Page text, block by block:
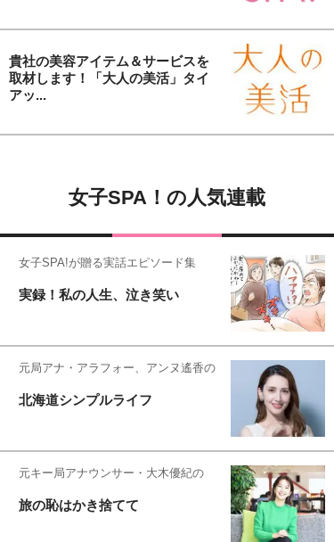
貴社の美容アイテム＆サービスを
取材します！「大人の美活」タイ
アッ...
女子SPA！の人気連載
女子SPA!が贈る実話エピソード集
実録！私の人生、泣き笑い
元局アナ・アラフォー、アンヌ遙香の
北海道シンプルライフ
元キー局アナウンサー・大木優紀の
旅の恥はかき捨てて